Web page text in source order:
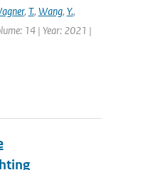
, T., Wang, Y.,
14 | Year: 2021 |